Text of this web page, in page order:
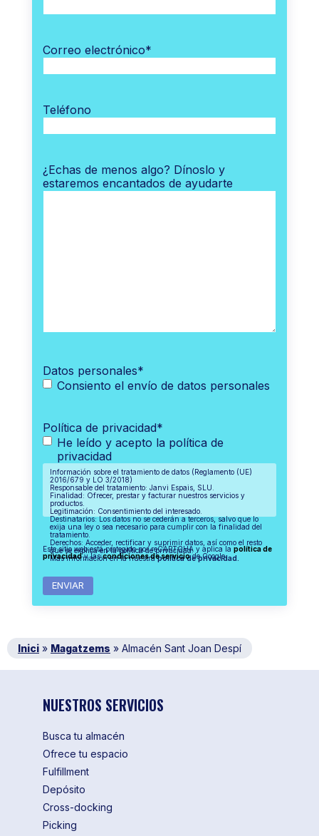
Correo electrónico*
Teléfono
¿Echas de menos algo? Dínoslo y
estaremos encantados de ayudarte
Datos personales*
Consiento el envío de datos personales
Política de privacidad*
He leído y acepto la política de
privacidad
Información sobre el tratamiento de datos (Reglamento (UE)
2016/679 y LO 3/2018)
Responsable del tratamiento: Janvi Espais, SLU.
Finalidad: Ofrecer, prestar y facturar nuestros servicios y
productos.
Legitimación: Consentimiento del interesado.
Destinatarios: Los datos no se cederán a terceros, salvo que lo
exija una ley o sea necesario para cumplir con la finalidad del
tratamiento.
Derechos: Acceder, rectificar y suprimir datos, así como el resto
que se explica en la política de privacidad.
Más información en la nuestrapolítica de privacidad.
Este sitio web está protegido por reCAPTCHA y aplica la política de
privacidady lascondiciones de serviciode Google.
Inici » Magatzems » Almacén Sant Joan Despí
NUESTROS SERVICIOS
Busca tu almacén
Ofrece tu espacio
Fulfillment
Depósito
Cross-docking
Picking